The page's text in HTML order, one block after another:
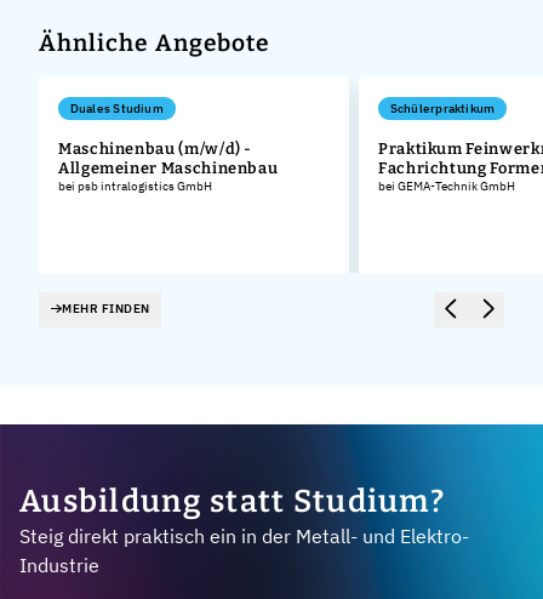
Ähnliche Angebote
Duales Studium
Maschinenbau (m/w/d) -
Allgemeiner Maschinenbau
bei psb intralogistics GmbH
Schülerpraktikum
Praktikum
Fachrichtung
bei GEMA-Technik GmbH
MEHR FINDEN
Ausbildung statt Studium?
Steig direkt praktisch ein in der Metall- und Elektro-
Industrie